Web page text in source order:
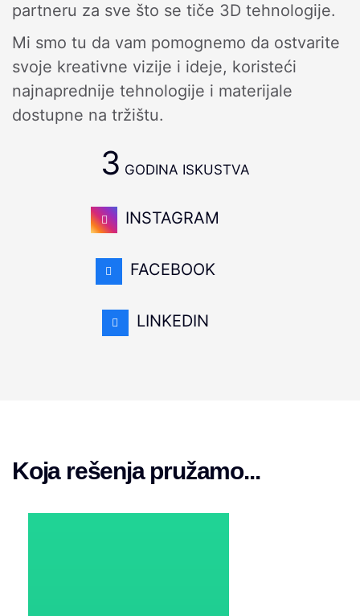
partneru za sve što se tiče 3D tehnologije.
Mi smo tu da vam pomognemo da ostvarite
svoje kreativne vizije i ideje, koristeći
najnaprednije tehnologije i materijale
dostupne na tržištu.
3 GODINA ISKUSTVA
INSTAGRAM
FACEBOOK
LINKEDIN
Koja rešenja pružamo...